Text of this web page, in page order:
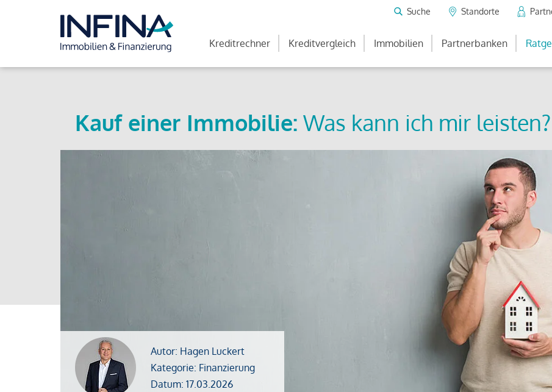
Suche Standorte
Kreditrechner Kreditvergleich Immobilien Partnerbanken
Kauf einer Immobilie: Was kann ich mir leisten?
Autor: Hagen Luckert
Kategorie: Finanzierung
Datum: 17.03.2026